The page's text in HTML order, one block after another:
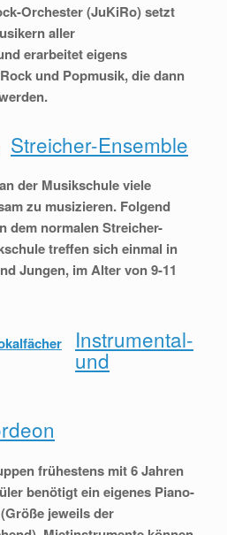
Orchester (JuKiRo) setzt
aller
erarbeitet eigens
und Popmusik, die dann
Streicher-Ensemble
der Musikschule viele
zu musizieren. Folgend
dem normalen Streicher-
treffen sich einmal in
Jungen, im Alter von 9-11
Instrumental-
und
frühestens mit 6 Jahren
benötigt ein eigenes Piano-
jeweils der